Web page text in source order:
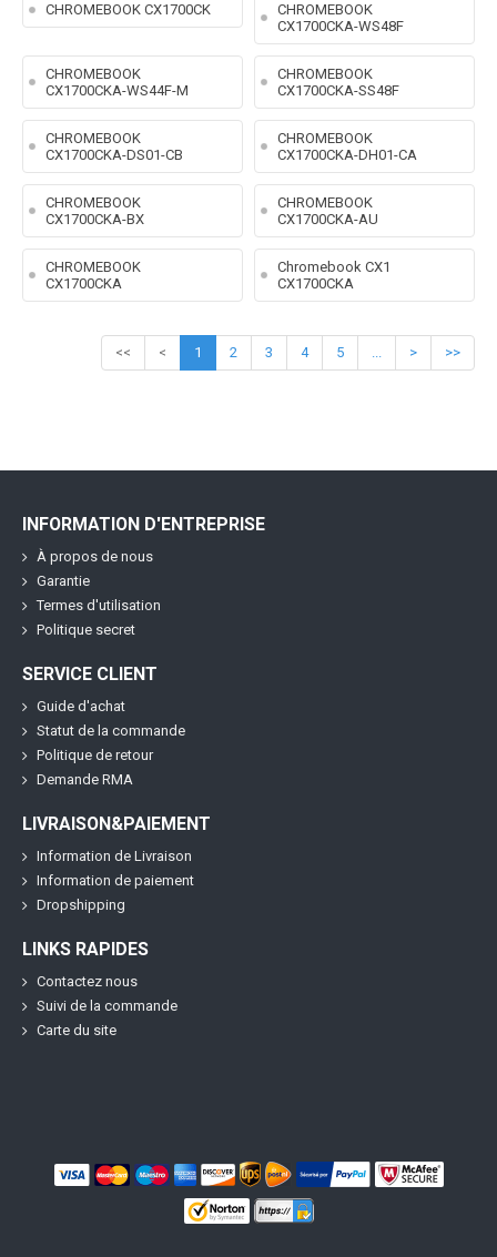
CHROMEBOOK CX1700CK
CHROMEBOOK
CX1700CKA-WS48F
CHROMEBOOK
CX1700CKA-WS44F-M
CHROMEBOOK
CX1700CKA-SS48F
CHROMEBOOK
CX1700CKA-DS01-CB
CHROMEBOOK
CX1700CKA-DH01-CA
CHROMEBOOK
CX1700CKA-BX
CHROMEBOOK
CX1700CKA-AU
CHROMEBOOK
CX1700CKA
Chromebook CX1
CX1700CKA
<< < 1 2 3 4 5 ... > >>
INFORMATION D'ENTREPRISE
À propos de nous
Garantie
Termes d'utilisation
Politique secret
SERVICE CLIENT
Guide d'achat
Statut de la commande
Politique de retour
Demande RMA
LIVRAISON&PAIEMENT
Information de Livraison
Information de paiement
Dropshipping
LINKS RAPIDES
Contactez nous
Suivi de la commande
Carte du site